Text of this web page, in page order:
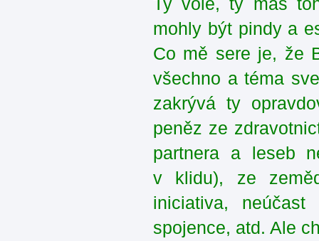
mohly být pindy a
Co mě sere je, že
všechno a téma
zakrývá ty
peněz ze
partnera a leseb
v klidu), ze
iniciativa,
spojence, atd. Ale